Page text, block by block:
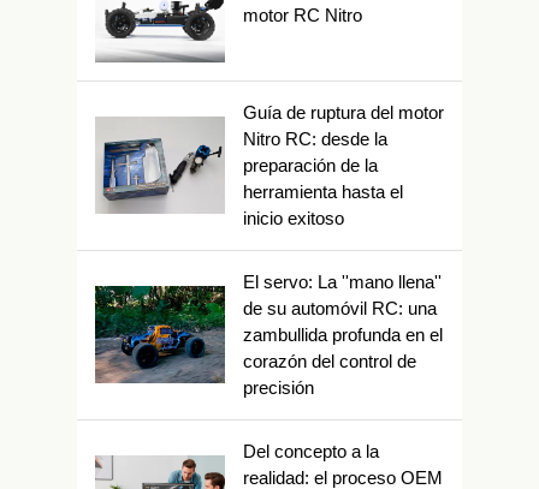
motor RC Nitro
Guía de ruptura del motor
Nitro RC: desde la
preparación de la
herramienta hasta el
inicio exitoso
El servo: La ''mano llena''
de su automóvil RC: una
zambullida profunda en el
corazón del control de
precisión
Del concepto a la
realidad: el proceso OEM